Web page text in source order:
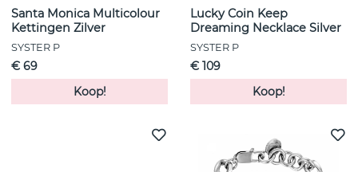
Santa Monica Multicolour
Kettingen Zilver
SYSTER P
€ 69
Koop!
Lucky Coin Keep
Dreaming Necklace Silver
SYSTER P
€ 109
Koop!